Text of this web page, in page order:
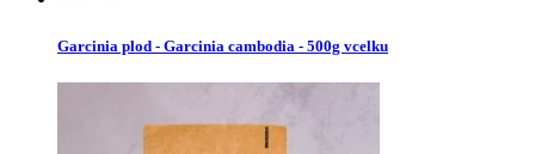
Garcinia plod - Garcinia cambodia - 500g vcelku